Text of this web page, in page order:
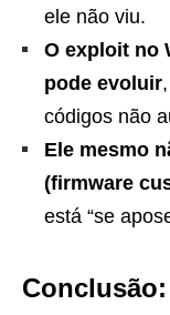
ele não viu.
O exploit no
pode evoluir
códigos não
Ele mesmo
(firmware
está “se